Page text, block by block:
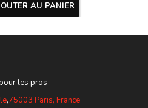
AU PANIER
les pros
,75003 Paris, France